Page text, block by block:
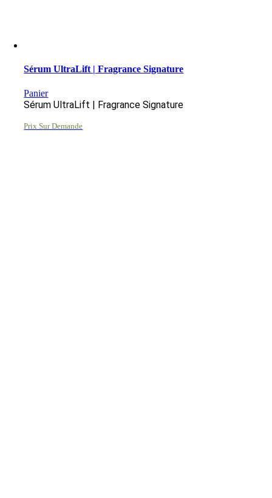
Sérum UltraLift | Fragrance Signature
Panier
Sérum UltraLift | Fragrance Signature
Prix Sur Demande